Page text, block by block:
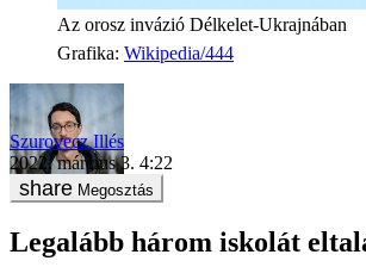
Az orosz invázió Délkelet-Ukrajnában
Grafika: Wikipedia/444
Szurovecz Illés
2022. március 3. 4:22
Megosztás
Legalább három iskolát